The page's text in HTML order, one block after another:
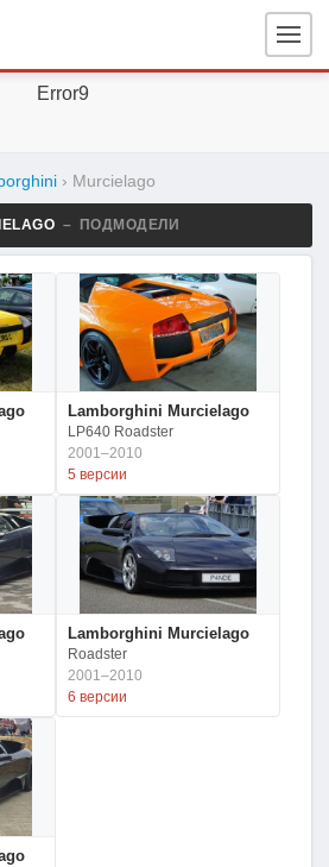
Error9
› Murcielago
– ПОДМОДЕЛИ
Lamborghini Murcielago
LP640 Roadster
2001–2010
5 версии
Lamborghini Murcielago
Roadster
2001–2010
6 версии